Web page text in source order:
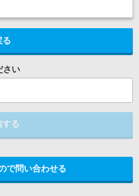
る
さい
する
で問い合わせる